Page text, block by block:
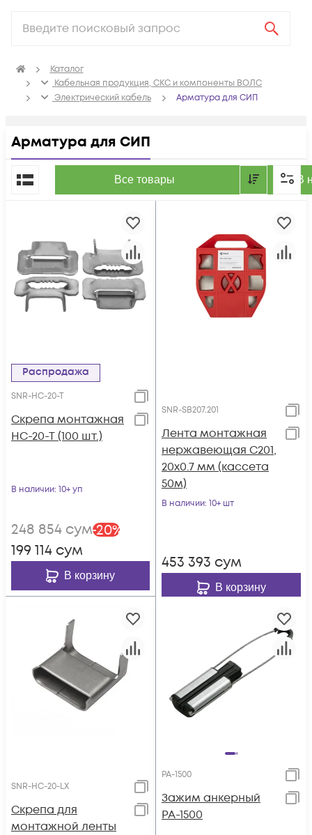
Каталог
Кабельная продукция, СКС и компоненты ВОЛС
Электрический кабель
Арматура для СИП
Арматура для СИП
Все товары В
По популярности
Распродажа
SNR-HC-20-T
Скрепа монтажная
НС-20-Т (100 шт.)
В наличии: 10+ уп
248 854 сум-20%
199 114 сум
В корзину
SNR-SB207.201
Лента монтажная
нержавеющая С201,
20x0.7 мм (кассета
50м)
В наличии: 10+ шт
453 393 сум
В корзину
SNR-HC-20-LX
Скрепа для
монтажной ленты
PA-1500
Зажим анкерный
PA-1500